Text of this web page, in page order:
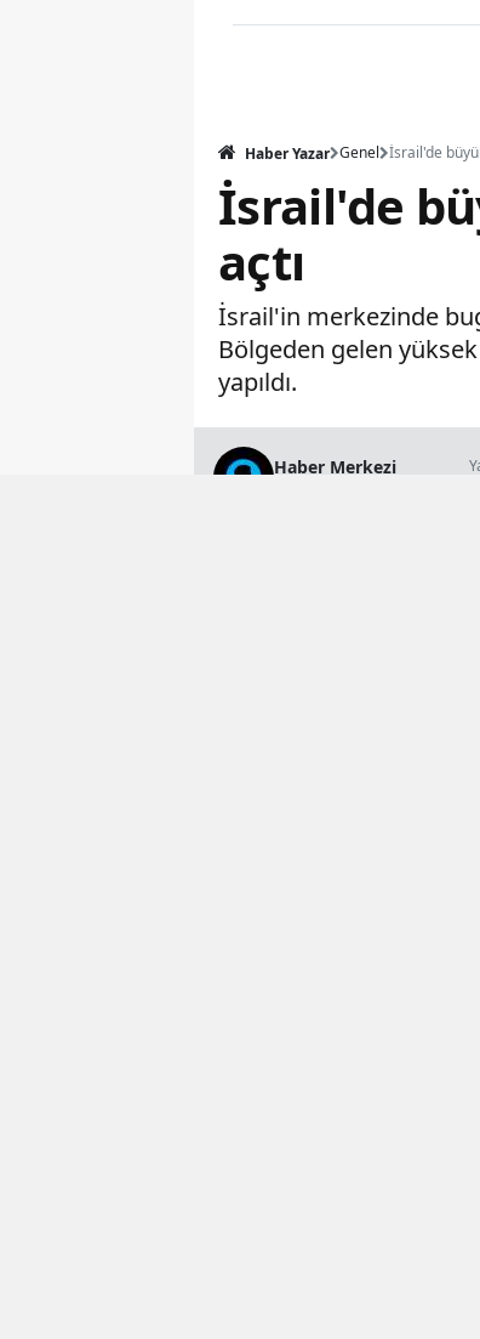
Haber Yazar Genel
İsrail'de
açtı
İsrail'in merkezinde
Bölgeden gelen
yapıldı.
Haber Merkezi